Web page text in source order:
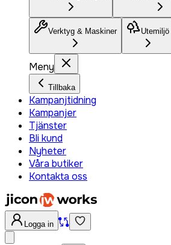
Verktyg & Maskiner Utemiljö
Meny
Tillbaka
Kampanjtidning
Kampanjer
Tjänster
Bli kund
Nyheter
Våra butiker
Kontakta oss
Logga in